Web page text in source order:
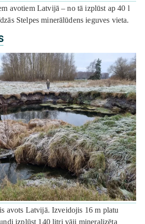
avotiem Latvijā – no tā izplūst ap 40 l
Stelpes minerālūdens ieguves vieta.
avots Latvijā. Izveidojis 16 m platu
izplūst 140 litri vāji mineralizēta